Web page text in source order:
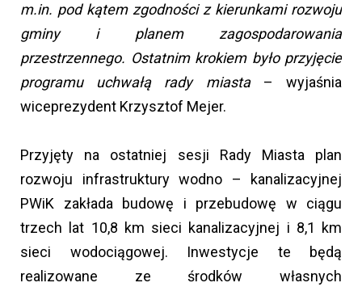
m.in. pod kątem zgodności z kierunkami rozwoju
gminy i planem zagospodarowania
przestrzennego. Ostatnim krokiem było przyjęcie
programu uchwałą rady miasta – wyjaśnia
wiceprezydent Krzysztof Mejer.
Przyjęty na ostatniej sesji Rady Miasta plan
rozwoju infrastruktury wodno – kanalizacyjnej
PWiK zakłada budowę i przebudowę w ciągu
trzech lat 10,8 km sieci kanalizacyjnej i 8,1 km
sieci wodociągowej. Inwestycje te będą
realizowane ze środków własnych